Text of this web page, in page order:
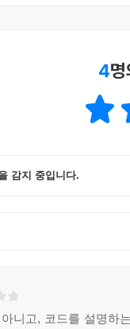
터에 기반해 판단하
도 추정법을 사용하
라이블러 발산을 사용
4
감지 중입니다.
니고, 코드를 설명하